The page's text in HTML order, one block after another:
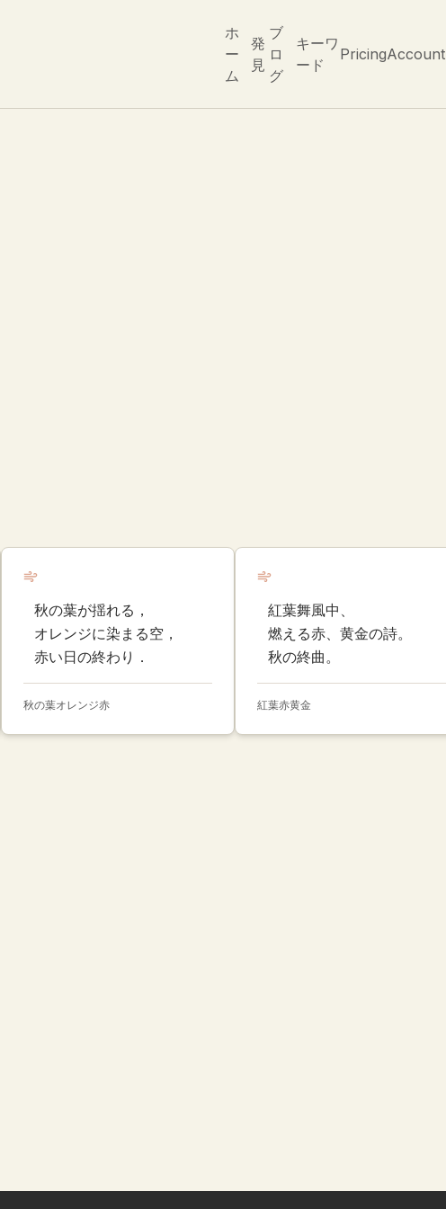
ホ
ー
ム
発
見
ブ
ロ
グ
キーワ
ード
PricingAccount
秋の葉が揺れる，
オレンジに染まる空，
赤い日の終わり．
秋の葉オレンジ赤
紅葉舞風中、
燃える赤、黄金の詩。
秋の終曲。
紅葉赤黄金